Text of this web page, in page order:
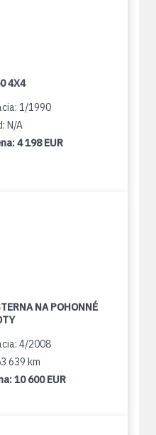
4X4
1/1990
N/A
4 198 EUR
NA POHONNÉ
4/2008
639 km
10 600 EUR